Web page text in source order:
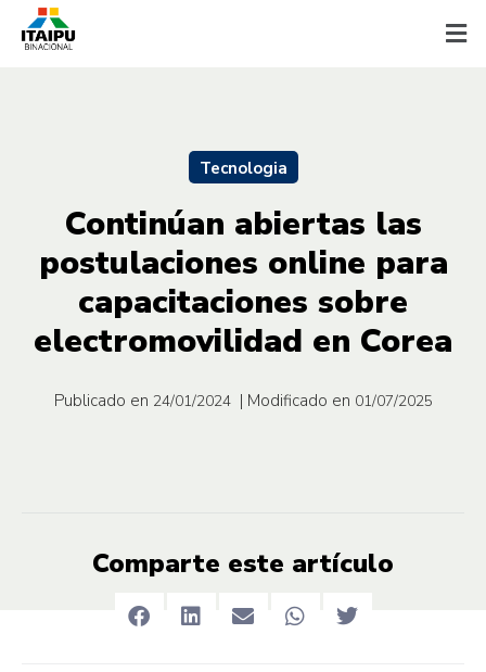
Tecnologia
Continúan abiertas las
postulaciones online para
capacitaciones sobre
electromovilidad en Corea
Publicado en 24/01/2024 | Modificado en 01/07/2025
Comparte este artículo